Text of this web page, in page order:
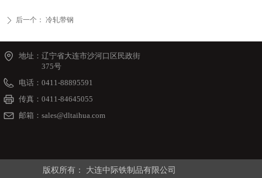
ꄲ 后一个： 冷轧带钢
地址： 辽宁省大连市沙河口区民政街
375号
电话： 0411-88895591
传真： 0411-84645055
邮箱： sales@dltaihua.com
版权所有： 大连中际铁制品有限公司